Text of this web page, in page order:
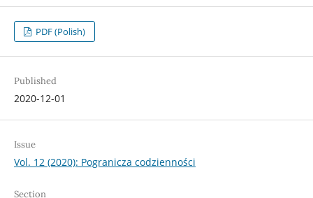
PDF (Polish)
Published
2020-12-01
Issue
Vol. 12 (2020): Pogranicza codzienności
Section